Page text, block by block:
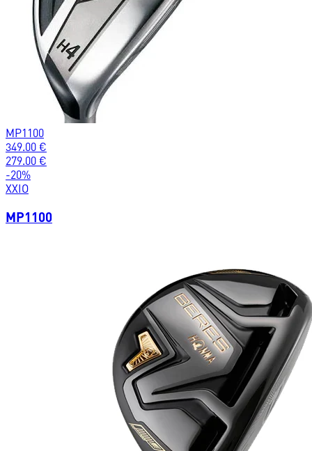
MP1100
349.00 €
279.00 €
-20%
XXIO
MP1100